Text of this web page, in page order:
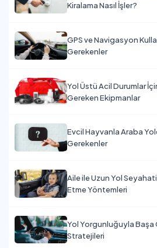
Kiralama Nasıl İşler?
GPS ve Navigasyon
Gerekenler
Yol Üstü Acil Durumlar
Gereken Ekipmanlar
Evcil Hayvanla Araba
Gerekenler
Aile ile Uzun Yol
Etme Yöntemleri
Yol Yorgunluğuyla Başa
Stratejileri